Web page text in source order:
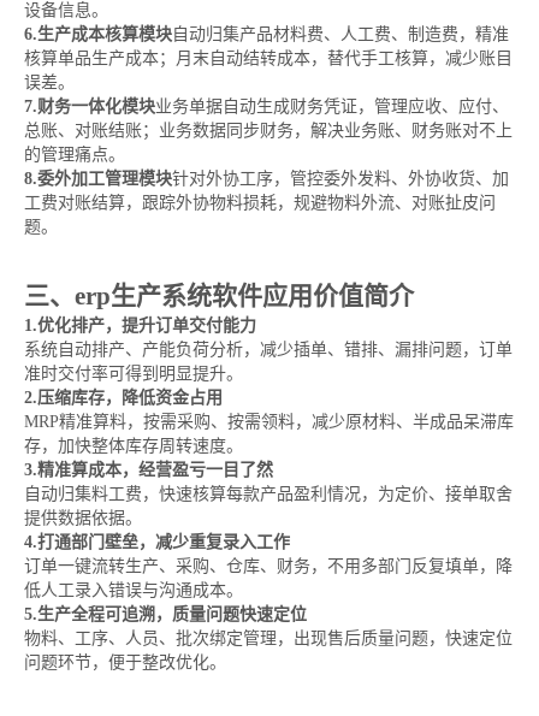
设备信息。
6.生产成本核算模块 自动归集产品材料费、人工费、制造费，精准
核算单品生产成本；月末自动结转成本，替代手工核算，减少账目
误差。
7.财务一体化模块业务单据自动生成财务凭证，管理应收、应付、
总账、对账结账；业务数据同步财务，解决业务账、财务账对不上
的管理痛点。
8.委外加工管理模块针对外协工序，管控委外发料、外协收货、加
工费对账结算，跟踪外协物料损耗，规避物料外流、对账扯皮问
题。
三、erp生产系统软件应用价值简介
1.优化排产，提升订单交付能力
系统自动排产、产能负荷分析，减少插单、错排、漏排问题，订单
准时交付率可得到明显提升。
2.压缩库存，降低资金占用
MRP精准算料，按需采购、按需领料，减少原材料、半成品呆滞库
存，加快整体库存周转速度。
3.精准算成本，经营盈亏一目了然
自动归集料工费，快速核算每款产品盈利情况，为定价、接单取舍
提供数据依据。
4.打通部门壁垒，减少重复录入工作
订单一键流转生产、采购、仓库、财务，不用多部门反复填单，降
低人工录入错误与沟通成本。
5.生产全程可追溯，质量问题快速定位
物料、工序、人员、批次绑定管理，出现售后质量问题，快速定位
问题环节，便于整改优化。